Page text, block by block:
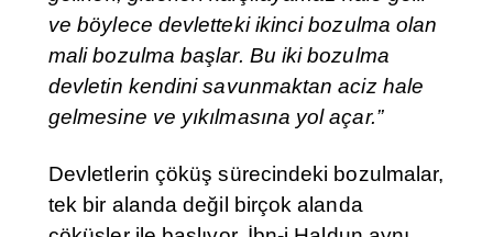
ve böylece devletteki ikinci bozulma olan
mali bozulma başlar. Bu iki bozulma
devletin kendini savunmaktan aciz hale
gelmesine ve yıkılmasına yol açar.”
Devletlerin çöküş sürecindeki bozulmalar,
tek bir alanda değil birçok alanda